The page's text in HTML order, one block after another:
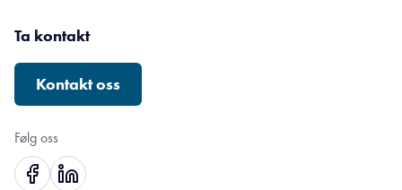
Ta kontakt
Kontakt oss
Følg oss